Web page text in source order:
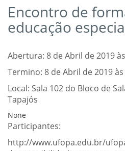
Encontro de
educação
Abertura: 8 de Abril de 2019
Termino: 8 de Abril de 2019 às
Local: Sala 102 do Bloco de
Tapajós
None
Participantes:
http://www.ufopa.edu.br/